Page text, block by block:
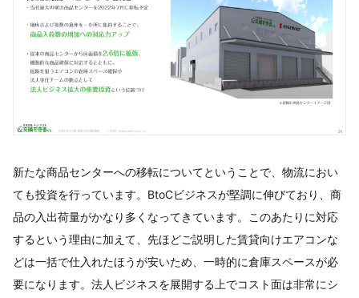
新たな商品センターへの移転についてということで、物流におい
ても投資を行っています。BtoCビジネスが堅調に伸びており、商
品の入出荷量がかなり多くなってきています。このあたりに対応
するという理由に加えて、先ほどご説明した賃貸向けエアコンな
どは一括で仕入れたほうが安いため、一時的に倉庫スペースが必
要になります。法人ビジネスを展開する上でコスト面は非常にシ